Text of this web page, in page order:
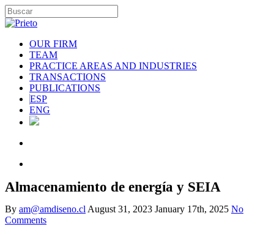
OUR FIRM
TEAM
PRACTICE AREAS AND INDUSTRIES
TRANSACTIONS
PUBLICATIONS
ESP
ENG
Almacenamiento de energía y SEIA
By am@amdiseno.clAugust 31, 2023 January 17th, 2025 No
Comments